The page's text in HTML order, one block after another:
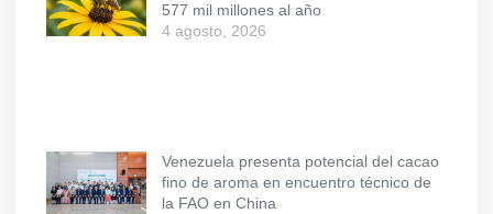
577 mil millones al año
4 agosto, 2026
Venezuela presenta potencial del cacao
fino de aroma en encuentro técnico de
la FAO en China